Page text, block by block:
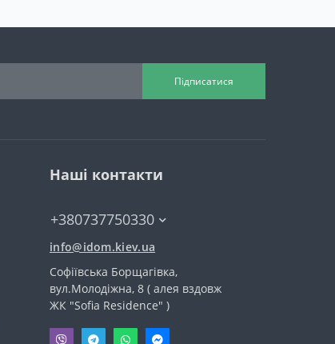
Підписатися
Наші контакти
+380737750330
info@idom.kiev.ua
Софіївська Борщагівка,
вул.Молодіжна, 8 ( алея вздовж
ЖК "Sofia Residence" )